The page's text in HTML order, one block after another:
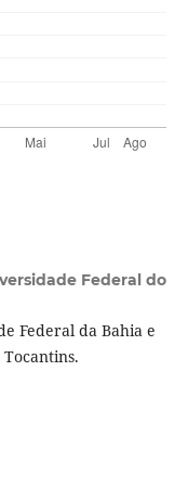
Federal do
Federal da Bahia e